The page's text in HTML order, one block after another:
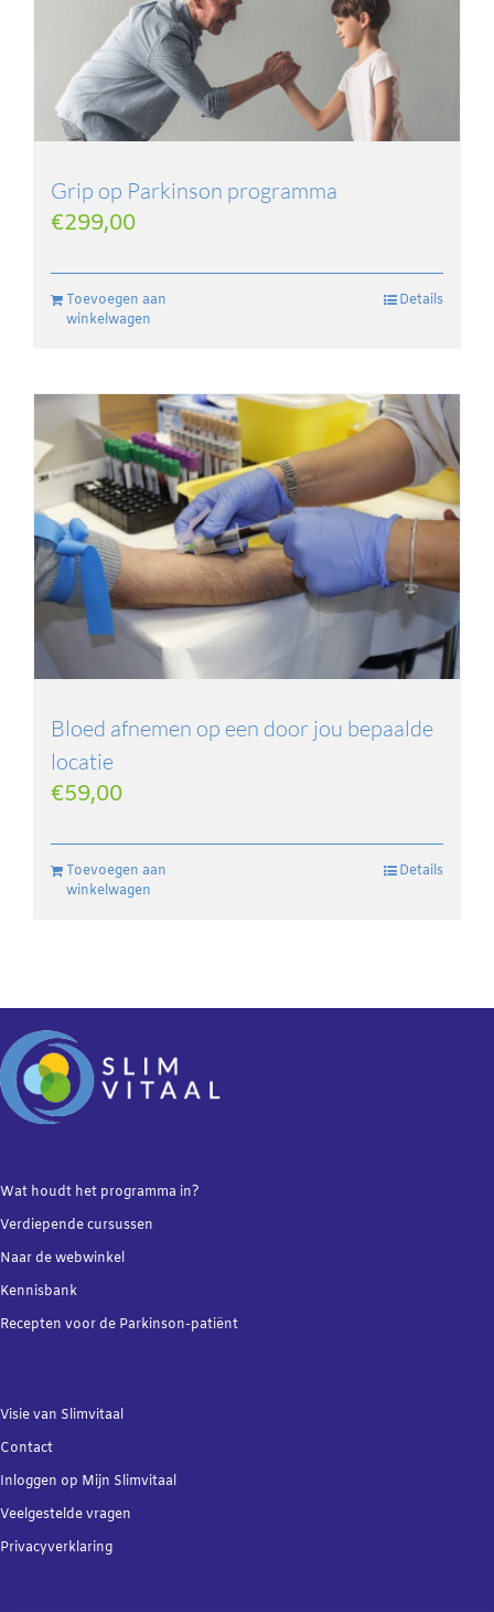
Grip op Parkinson programma
€299,00
Toevoegen aan
winkelwagen
Details
Bloed afnemen op een door jou bepaalde
locatie
€59,00
Toevoegen aan
winkelwagen
Details
Wat houdt het programma in?
Verdiependecursussen
Naar de webwinkel
Kennisbank
Recepten voor de Parkinson-patiënt
Visie van Slimvitaal
Contact
Inloggen op Mijn Slimvitaal
Veelgestelde vragen
Privacyverklaring